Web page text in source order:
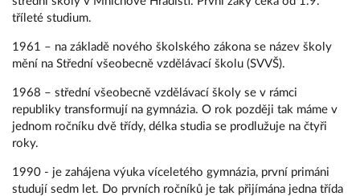
tříleté studium.
1961 – na základě nového školského zákona se název školy
mění na Střední všeobecně vzdělávací školu (SVVŠ).
1968 – střední všeobecně vzdělávací školy se v rámci
republiky transformují na gymnázia. O rok později tak máme v
jednom ročníku dvě třídy, délka studia se prodlužuje na čtyři
roky.
1990 - je zahájena výuka víceletého gymnázia, první primáni
studují sedm let. Do prvních ročníků je tak přijímána jedna třída